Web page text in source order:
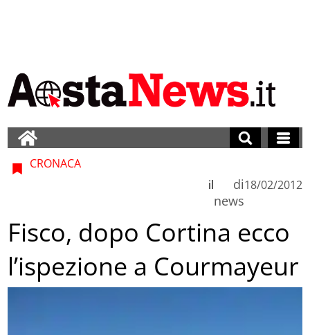
CRONACA
di
news
il 18/02/2012
Fisco, dopo Cortina ecco
l’ispezione a Courmayeur